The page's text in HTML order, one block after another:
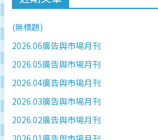
在
線
深
度
究
(無標題)
2026.06廣告與市場月刊
2026.05廣告與市場月刊
2026.04廣告與市場月刊
2026.03廣告與市場月刊
2026.02廣告與市場月刊